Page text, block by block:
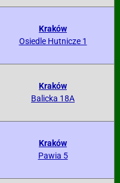
Kraków
Osiedle Hutnicze 1
Kraków
Balicka 18A
Kraków
Pawia 5